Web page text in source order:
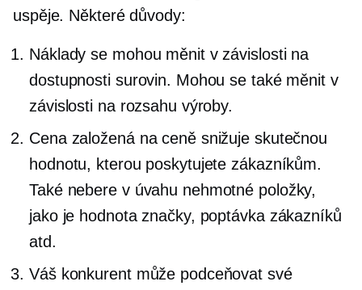
uspěje. Některé důvody:
Náklady se mohou měnit v závislosti na
dostupnosti surovin. Mohou se také měnit v
závislosti na rozsahu výroby.
Cena založená na ceně snižuje skutečnou
hodnotu, kterou poskytujete zákazníkům.
Také nebere v úvahu nehmotné položky,
jako je hodnota značky, poptávka zákazníků
atd.
Váš konkurent může podceňovat své